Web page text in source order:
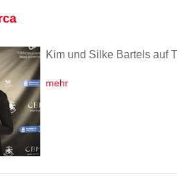
Kim und Silke Bartels auf
mehr